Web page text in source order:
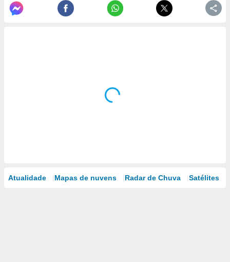
Atualidade Mapas de nuvens Radar de Chuva Satélites